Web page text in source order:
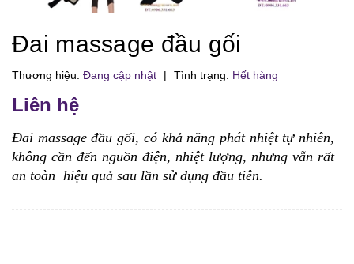
Đai massage đầu gối
Thương hiệu: Đang cập nhật | Tình trạng: Hết hàng
Liên hệ
Đai massage đầu gối, có khả năng phát nhiệt tự nhiên,
không cần đến nguồn điện, nhiệt lượng, nhưng vẫn rất
an toàn hiệu quả sau lần sử dụng đầu tiên.